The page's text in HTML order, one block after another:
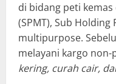
di bidang peti
(SPMT), Sub
multipurpose.
melayani kargo
kering, curah cair,